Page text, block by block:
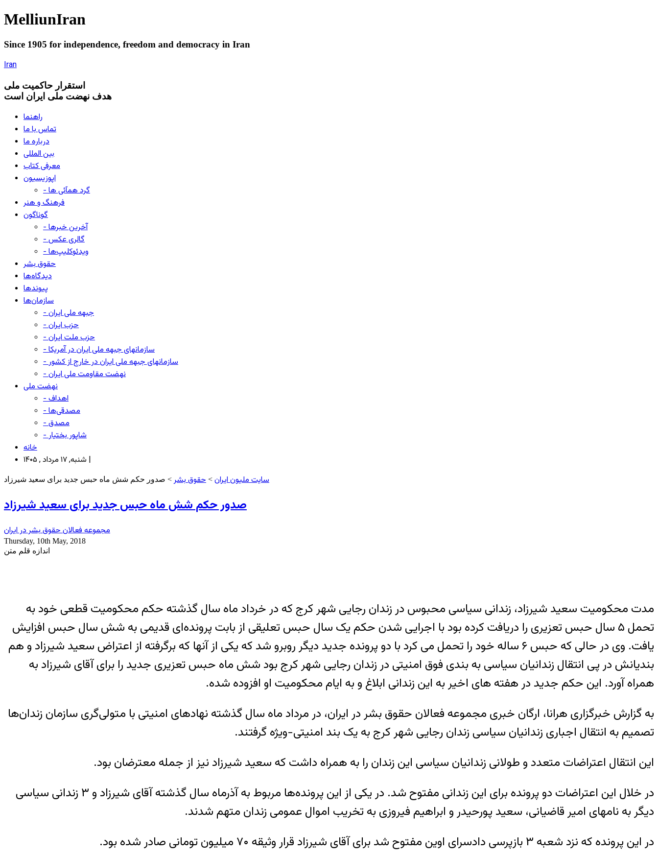
MelliunIran
Since 1905 for independence, freedom and democracy in Iran
Iran
استقرار حاکميت ملی
هدف نهضت ملی ایران است
راهنما
تماس با ما
درباره ما
بین المللی
معرفی کتاب
اپوزیسیون
- گرد همآئی ها
فرهنگ و هنر
گوناگون
- آخرین خبرها
- گالری عکس
- ویدئوکلیپ‌ها
حقوق بشر
دیدگاه‌ها
پیوندها
سازمان‌ها
- جبهه ملی ایران
- حزب ایران
- حزب ملت ایران
- سازمانهای جبهه ملی ایران در آمریکا
- سازمانهای جبهه ملی ایران در خارج از کشور
- نهضت مقاومت ملی ایران
نهضت ملی
- اهداف
- مصدقی‌ها
- مصدق
- شاپور بختیار
خانه
شنبه, ۱۷ مرداد , ۱۴۰۵ |
سایت ملیون ایران > حقوق بشر > صدور حکم شش ماه حبس جدید برای سعید شیرزاد
صدور حکم شش ماه حبس جدید برای سعید شیرزاد
مجموعه فعالان حقوق بشر در ایران
Thursday, 10th May, 2018
اندازه قلم متن
مدت محکومیت سعید شیرزاد، زندانی سیاسی محبوس در زندان رجایی شهر کرج که در خرداد ماه سال گذشته حکم محکومیت قطعی خود به
تحمل ۵ سال حبس تعزیری را دریافت کرده بود با اجرایی شدن حکم یک سال حبس تعلیقی از بابت پرونده‌ای قدیمی به شش سال حبس افزایش
یافت. وی در حالی که حبس ۶ ساله خود را تحمل می کرد با دو پرونده جدید دیگر روبرو شد که یکی از آنها که برگرفته از اعتراض سعید شیرزاد و هم
بندیانش در پی انتقال زندانیان سیاسی به بندی فوق امنیتی در زندان رجایی شهر کرج بود شش ماه حبس تعزیری جدید را برای آقای شیرزاد به
همراه آورد. این حکم جدید در هفته های اخیر به این زندانی ابلاغ و به ایام محکومیت او افزوده شده.
به گزارش خبرگزاری هرانا، ارگان خبری مجموعه فعالان حقوق بشر در ایران، در مرداد ماه سال گذشته نهادهای امنیتی با متولی‌گری سازمان زندان‌ها
تصمیم به انتقال اجباری زندانیان سیاسی زندان رجایی شهر کرج به یک بند امنیتی-ویژه گرفتند.
این انتقال اعتراضات متعدد و طولانی زندانیان سیاسی این زندان را به همراه داشت که سعید شیرزاد نیز از جمله معترضان بود.
در خلال این اعتراضات دو پرونده برای این زندانی مفتوح شد. در یکی از این پرونده‌ها مربوط به آذرماه سال گذشته آقای شیرزاد و ۳ زندانی سیاسی
دیگر به نامهای امیر قاضیانی، سعید پورحیدر و ابراهیم فیروزی به تخریب اموال عمومی زندان متهم شدند.
در این پرونده که نزد شعبه ۳ بازپرسی دادسرای اوین مفتوح شد برای آقای شیرزاد قرار وثیقه ۷۰ میلیون تومانی صادر شده بود.